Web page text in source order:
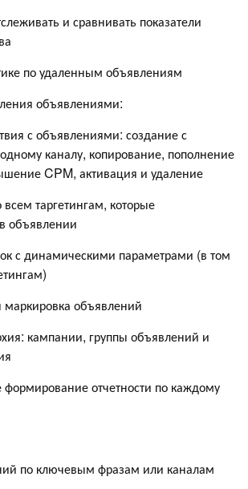
и сравнивать показатели
по удаленным объявлениям
объявлениями:
с объявлениями: создание с
каналу, копирование, пополнение
CPM, активация и удаление
таргетингам, которые
объявлении
с динамическими параметрами (в том
маркировка объявлений
кампании, группы объявлений и
формирование отчетности по каждому
по ключевым фразам или каналам